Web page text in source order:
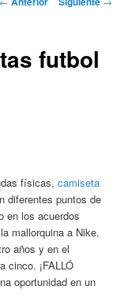
futbol
físicas,camiseta
diferentes puntos de
en los acuerdos
mallorquina a Nike,
años y en el
cinco. ¡FALLÓ
oportunidad en un